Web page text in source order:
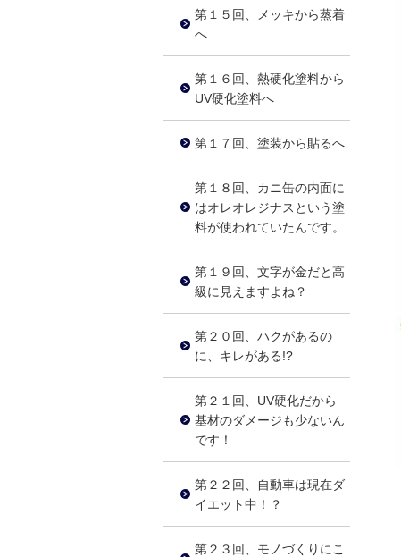
第１５回、メッキから蒸着
へ
第１６回、熱硬化塗料から
UV硬化塗料へ
第１７回、塗装から貼るへ
第１８回、カニ缶の内面に
はオレオレジナスという塗
料が使われていたんです。
第１９回、文字が金だと高
級に見えますよね？
第２０回、ハクがあるの
に、キレがある!?
第２１回、UV硬化だから
基材のダメージも少ないん
です！
第２２回、自動車は現在ダ
イエット中！？
第２３回、モノづくりにこ